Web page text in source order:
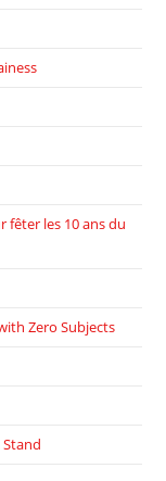
fêter les 10 ans du
Zero Subjects
Stand